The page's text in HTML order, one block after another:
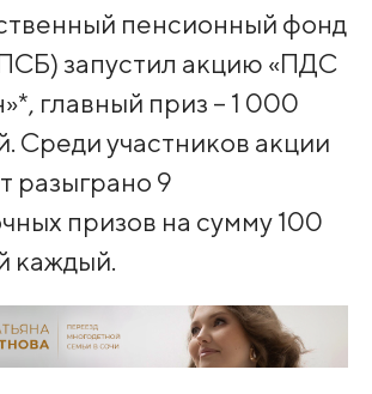
пенсионный фонд
запустил акцию «ПДС
главный приз – 1 000
Среди участников акции
разыграно 9
призов на сумму 100
каждый.